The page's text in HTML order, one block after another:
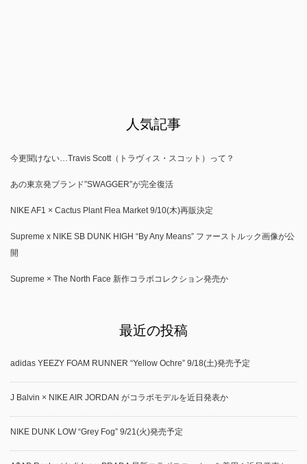
人気記事
今更聞けない…Travis Scott（トラヴィス・スコット）って？
あの東京発ブランド”SWAGGER”が完全復活
NIKE AF1 × Cactus Plant Flea Market 9/10(木)再販決定
Supreme x NIKE SB DUNK HIGH “By Any Means” ファーストルック画像が公
開
Supreme × The North Face 新作コラボコレクション発売か
最近の投稿
adidas YEEZY FOAM RUNNER “Yellow Ochre” 9/18(土)発売予定
J Balvin × NIKE AIR JORDAN がコラボモデルを近日発表か
NIKE DUNK LOW “Grey Fog” 9/21(火)発売予定